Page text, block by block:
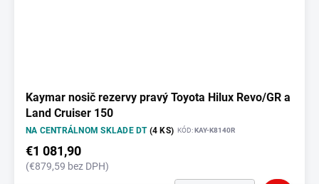
Kaymar nosič rezervy pravý Toyota Hilux Revo/GR a
Land Cruiser 150
NA CENTRÁLNOM SKLADE DT (4 KS) KÓD:KAY-K8140R
€1 081,90
(€879,59 bez DPH)